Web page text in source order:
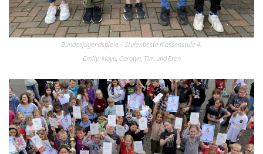
Bundesjugendspiele – Stufenbeste Klassenstufe 4:
Emily, Maya, Carolyn, Tim und Eren